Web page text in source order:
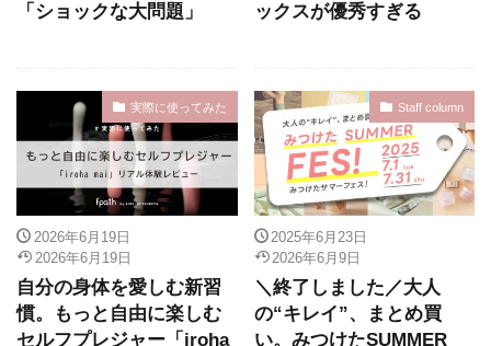
「ショックな大問題」
ックスが優秀すぎる
実際に使ってみた
2026年6月19日
2026年6月19日
自分の身体を愛しむ新習
慣。もっと自由に楽しむ
セルフプレジャー「iroha
Staff column
2025年6月23日
2026年6月9日
＼終了しました／大人
の“キレイ”、まとめ買
い。みつけたSUMMER